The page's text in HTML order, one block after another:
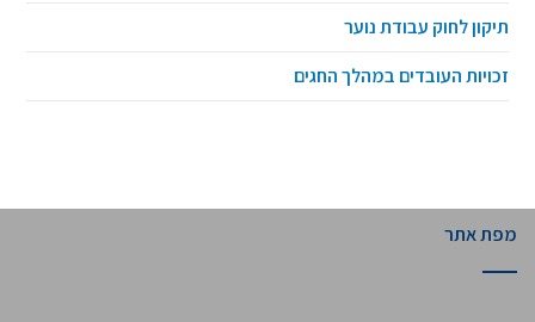
תיקון לחוק עבודת נוער
זכויות העובדים במהלך החגים
מפת אתר